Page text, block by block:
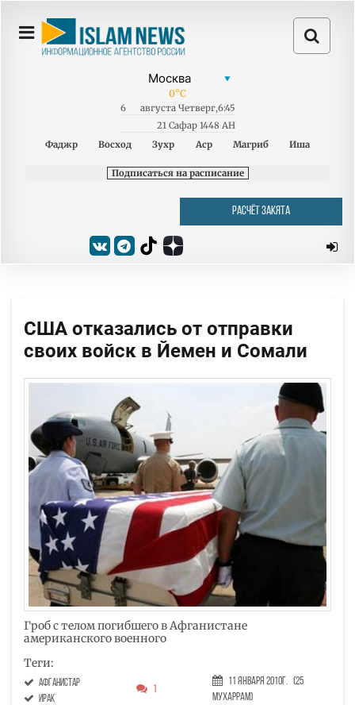
0°C
6 августа Четверг,6:45
21 Сафар 1448 AH
Фаджр
Восход Зухр Аср Магриб Иша
Подписаться на расписание
РАСЧЁТ ЗАКЯТА
США отказались от отправки
своих войск в Йемен и Сомали
Гроб с телом погибшего в Афганистане
американского военного
Теги:
Афганистар
Ирак
1
11 Января 2010г. (25
Мухаррам)